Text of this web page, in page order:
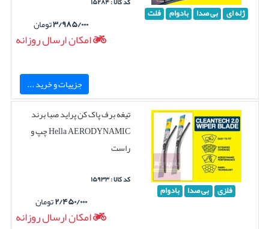
ژله ای بی صدا بادوام فلت
۳/۹۸۵/۰۰۰تومان
امکان ارسال روزانه
جزییات و خرید ...
فلزی بی صدا بادوام
تیغه برف پاک کن پراید صبا برند
Hella AERODYNAMIC چپ و
راست
کد کالا : ۱۵۹۳۳
۲/۴۵۰/۰۰۰تومان
امکان ارسال روزانه